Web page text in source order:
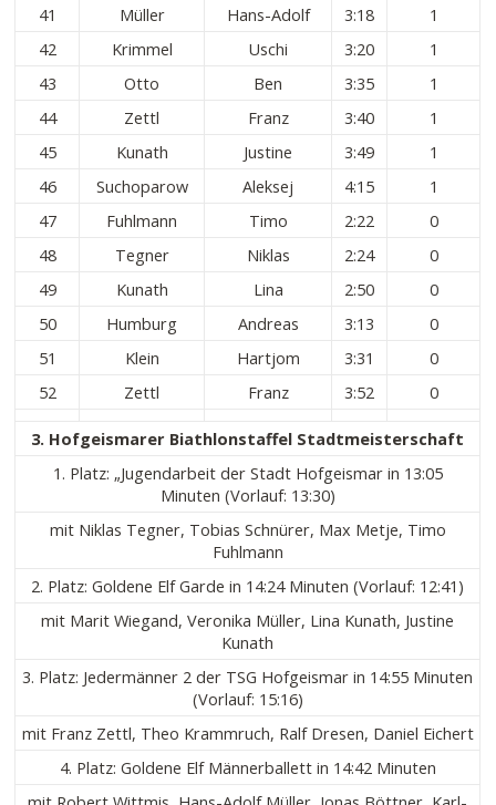
41 Müller Hans-Adolf 3:18
1
42
Krimmel Uschi 3:20
1
43
Otto Ben 3:35
1
44
Zettl Franz 3:40
1
45
Kunath Justine 3:49
1
46
Suchoparow Aleksej 4:15
1
47
Fuhlmann Timo 2:22
0
48
Tegner Niklas 2:24
0
49
Kunath Lina 2:50
0
50
Humburg Andreas 3:13
0
51
Klein Hartjom 3:31
0
52
Zettl Franz 3:52 0
3. Hofgeismarer Biathlonstaffel Stadtmeisterschaft
1. Platz: „Jugendarbeit der Stadt Hofgeismar in 13:05
Minuten (Vorlauf: 13:30)
mit Niklas Tegner, Tobias Schnürer, Max Metje, Timo
Fuhlmann
2. Platz: Goldene Elf Garde in 14:24 Minuten (Vorlauf: 12:41)
mit Marit Wiegand, Veronika Müller, Lina Kunath, Justine
Kunath
3. Platz: Jedermänner 2 der TSG Hofgeismar in 14:55 Minuten
(Vorlauf: 15:16)
mit Franz Zettl, Theo Krammruch, Ralf Dresen, Daniel Eichert
4. Platz: Goldene Elf Männerballett in 14:42 Minuten